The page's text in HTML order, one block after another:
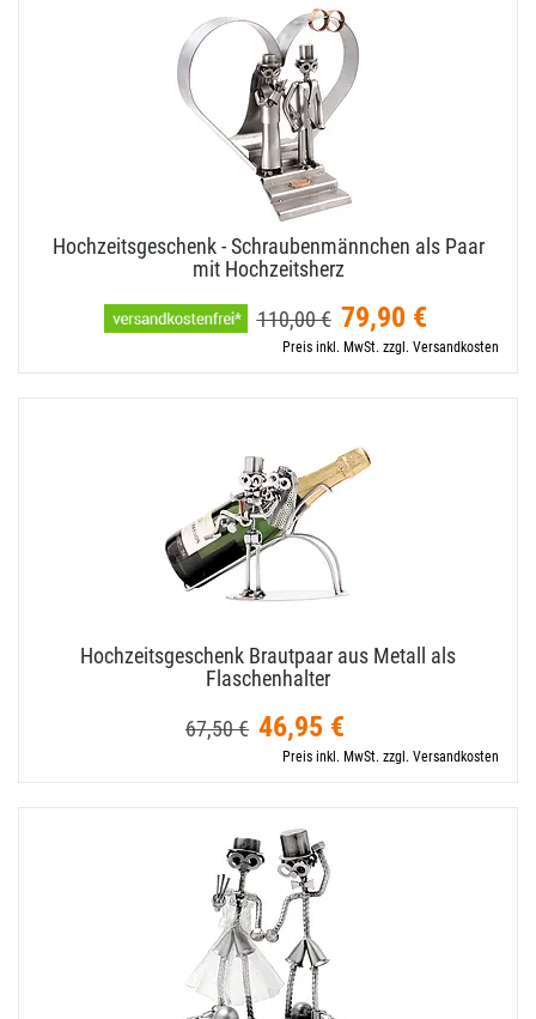
Hochzeitsgeschenk - Schraubenmännchen als Paar
mit Hochzeitsherz
110,00 € 79,90 €
Preis inkl. MwSt. zzgl. Versandkosten
Hochzeitsgeschenk Brautpaar aus Metall als
Flaschenhalter
67,50 € 46,95 €
Preis inkl. MwSt. zzgl. Versandkosten